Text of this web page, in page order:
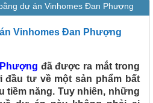
dự án Vinhomes Đan Phượng
Vinhomes Đan Phượng
đã được ra mắt trong
tư về một sản phẩm bất
tiềm năng. Tuy nhiên, những